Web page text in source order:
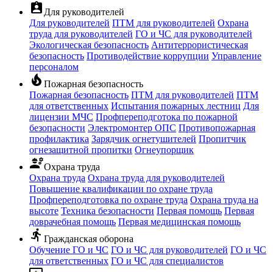
assignment_ind Для руководителей
Для руководителей ПТМ для руководителей Охрана
труда для руководителей ГО и ЧС для руководителей
Экологическая безопасность Антитеррористическая
безопасность Противодействие коррупции Управление
персоналом
local_fire_department Пожарная безопасность
Пожарная безопасность ПТМ для руководителей ПТМ
для ответственных Испытания пожарных лестниц Для
лицензии МЧС Профпереподготока по пожарной
безопасности Электромонтер ОПС Противопожарная
профилактика Зарядчик огнетушителей Пропитчик
огнезащитной пропитки Огнеупорщик
engineeringОхрана труда
Охрана труда Охрана труда для руководителей
Повышение квалификации по охране труда
Профпереподготовка по охране труда Охрана труда на
высоте Техника безопасности Первая помощь Первая
доврачебная помощь Первая медицинская помощь
directions_run Гражданская оборона
Обучение ГО и ЧС ГО и ЧС для руководителей ГО и ЧС
для ответственных ГО и ЧС для специалистов